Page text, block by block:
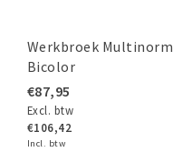
Werkbroek Multinorm
Bicolor
€87,95
Excl. btw
€106,42
Incl. btw